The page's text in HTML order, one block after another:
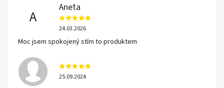
A
Aneta
24.03.2026
Moc jsem spokojený stím to produktem
25.09.2024